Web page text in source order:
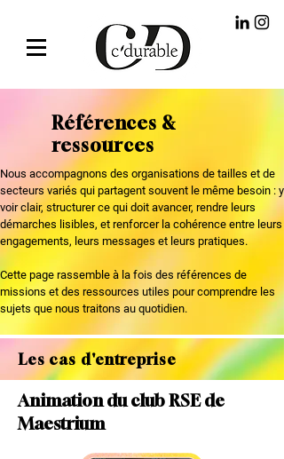
Références &
ressources
Nous accompagnons des organisations de tailles et de
secteurs variés qui partagent souvent le même besoin : y
voir clair, structurer ce qui doit avancer, rendre leurs
démarches lisibles, et renforcer la cohérence entre leurs
engagements, leurs messages et leurs pratiques.
Cette page rassemble à la fois des références de
missions et des ressources utiles pour comprendre les
sujets que nous traitons au quotidien.
Les cas d'entreprise
Animation du club RSE de
Maestrium